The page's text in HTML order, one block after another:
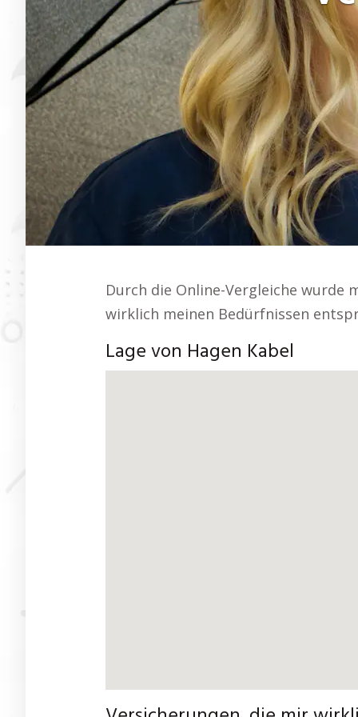
Durch die Online-Vergleiche wurde
wirklich meinen Bedürfnissen
Lage von Hagen Kabel